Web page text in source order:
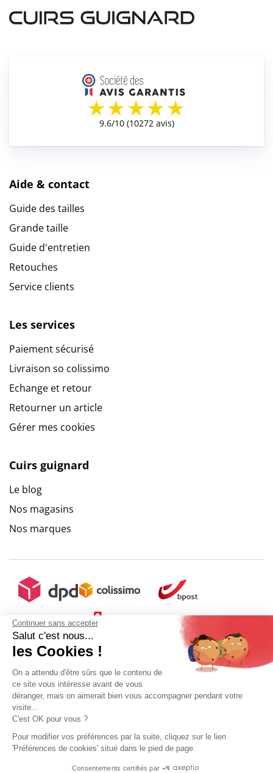
Continuer sans accepter
Salut c'est nous...
les Cookies !
On a attendu d'être sûrs que le contenu de
ce site vous intéresse avant de vous
déranger, mais on aimerait bien vous accompagner pendant votre
visite...
C'est OK pour vous ?
Pour modifier vos préférences par la suite, cliquez sur le lien
'Préférences de cookies' situé dans le pied de page.
Consentements certifiés par
Aide & contact
Guide des tailles
Grande taille
Guide d'entretien
Retouches
Service clients
Les services
Paiement sécurisé
Livraison so colissimo
Echange et retour
Retourner un article
Gérer mes cookies
Cuirs guignard
Le blog
Nos magasins
Nos marques